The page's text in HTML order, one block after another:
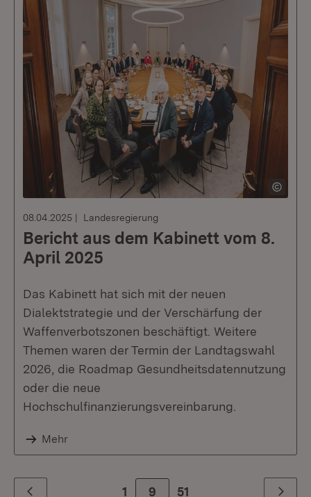
08.04.2025 Landesregierung
Bericht aus dem Kabinett vom 8.
April 2025
Das Kabinett hat sich mit der neuen
Dialektstrategie und der Verschärfung der
Waffenverbotszonen beschäftigt. Weitere
Themen waren der Termin der Landtagswahl
2026, die Roadmap Gesundheitsdatennutzung
oder die neue
Hochschulfinanzierungsvereinbarung.
Mehr
1 9 Zur letzte Seite
51